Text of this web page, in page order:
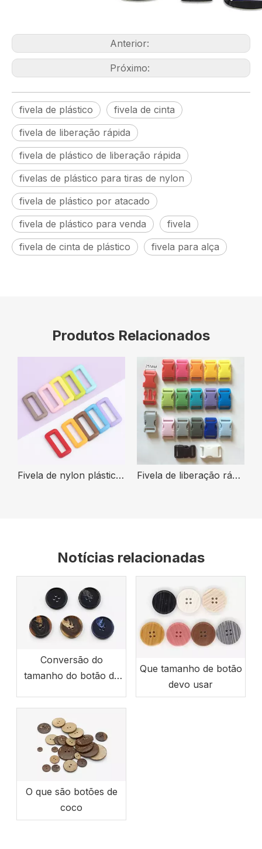
Anterior:
Próximo:
fivela de plástico
fivela de cinta
fivela de liberação rápida
fivela de plástico de liberação rápida
fivelas de plástico para tiras de nylon
fivela de plástico por atacado
fivela de plástico para venda
fivela
fivela de cinta de plástico
fivela para alça
Produtos Relacionados
Fivela de nylon plástica colorida interna da correia do retângulo da curvatura do tamanho 20mm 25mm Fivela de liberação rápida colorida de tamanho de cor personalizada Fivelas de liberação lateral de plástico ajustável para bolsa
Notícias relacionadas
Conversão do
tamanho do botão da
Que tamanho de botão
devo usar
O que são botões de
coco